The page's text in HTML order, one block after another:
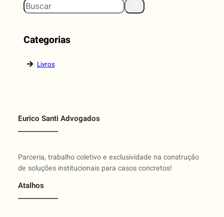
S
e
r
Categorias
Livros
Eurico Santi Advogados
Parceria, trabalho coletivo e exclusividade na construção
de soluções institucionais para casos concretos!
Atalhos